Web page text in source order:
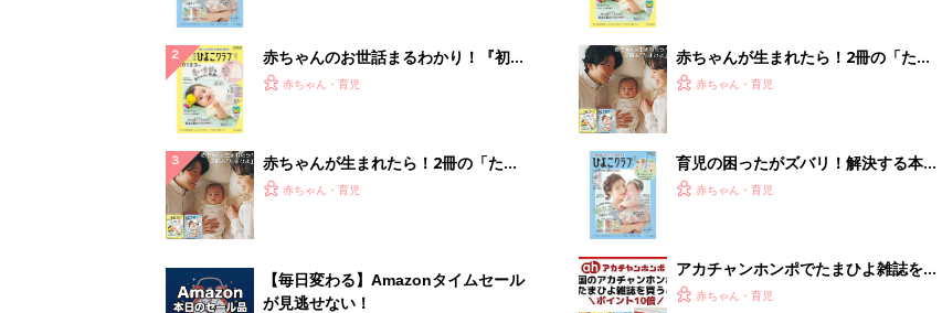
赤ちゃんのお世話まるわかり！『初め
てのひよこクラブ 夏号』〈巻頭大特
赤ちゃん・育児
赤ちゃんが生まれたら！2冊の「たま
ひよ」
赤ちゃん・育児
【毎日変わる】Amazonタイムセール
が見逃せない！
赤ちゃんが生まれたら！2冊の「たま
ひよ」
赤ちゃん・育児
育児の困ったがズバリ！解決する本
『ひよこクラブ 秋号』 4カ月～2才
赤ちゃん・育児
アカチャンホンポでたまひよ雑誌を買
うとポイント10倍【期間限定】
赤ちゃん・育児